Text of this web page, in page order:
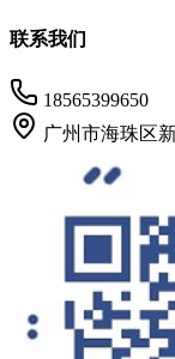
联系我们
18565399650
广州市海珠区